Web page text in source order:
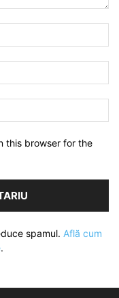
this browser for the
spamul. Află cum
.